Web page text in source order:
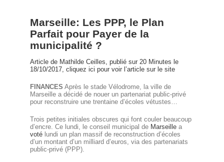
Marseille: Les PPP, le Plan
Parfait pour Payer de la
municipalité ?
Article de Mathilde Ceilles, publié sur 20 Minutes le
18/10/2017, cliquez ici pour voir l’article sur le site
FINANCES Après le stade Vélodrome, la ville de
Marseille a décidé de nouer un partenariat public-privé
pour reconstruire une trentaine d’écoles vétustes…
Trois petites initiales obscures qui font couler beaucoup
d’encre. Ce lundi, le conseil municipal de Marseille a
voté lundi un plan massif de reconstruction d’écoles
d’un montant d’un milliard d’euros, via des partenariats
public-privé (PPP).